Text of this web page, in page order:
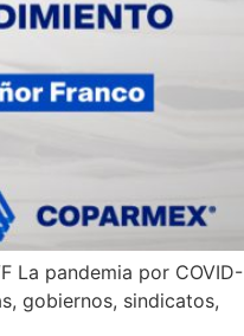
La pandemia por COVID-
gobiernos, sindicatos,